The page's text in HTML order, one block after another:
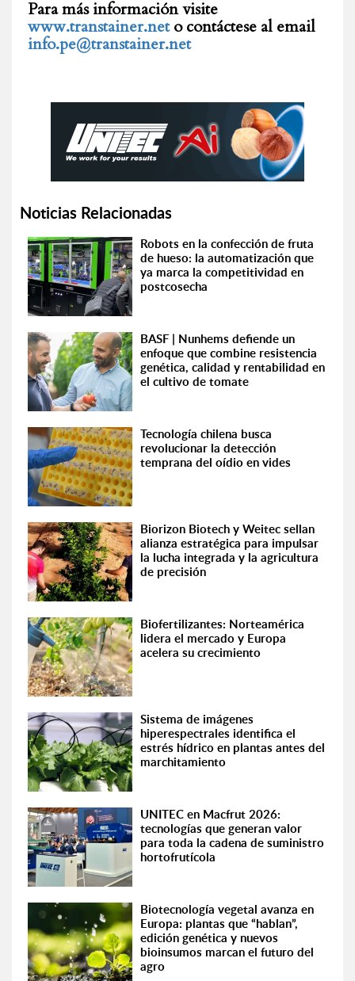
Para más información visite
www.transtainer.neto contáctese al email
info.pe@transtainer.net
Noticias Relacionadas
Robots en la confección de fruta
de hueso: la automatización que
ya marca la competitividad en
postcosecha
BASF | Nunhems defiende un
enfoque que combine resistencia
genética, calidad y rentabilidad en
el cultivo de tomate
Tecnología chilena busca
revolucionar la detección
temprana del oídio en vides
Biorizon Biotech y Weitec sellan
alianza estratégica para impulsar
la lucha integrada y la agricultura
de precisión
Biofertilizantes: Norteamérica
lidera el mercado y Europa
acelera su crecimiento
Sistema de imágenes
hiperespectrales identifica el
estrés hídrico en plantas antes del
marchitamiento
UNITEC en Macfrut 2026:
tecnologías que generan valor
para toda la cadena de suministro
hortofrutícola
Biotecnología vegetal avanza en
Europa: plantas que “hablan”,
edición genética y nuevos
bioinsumos marcan el futuro del
agro